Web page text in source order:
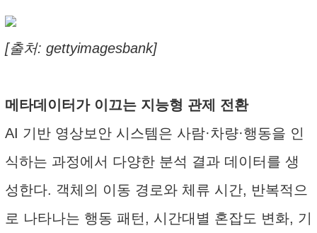
[출처: gettyimagesbank]
메타데이터가 이끄는 지능형 관제 전환
AI 기반 영상보안 시스템은 사람·차량·행동을 인
식하는 과정에서 다양한 분석 결과 데이터를 생
성한다. 객체의 이동 경로와 체류 시간, 반복적으
로 나타나는 행동 패턴, 시간대별 혼잡도 변화, 기